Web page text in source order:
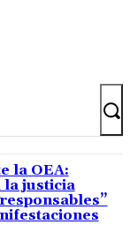
la OEA:
la justicia